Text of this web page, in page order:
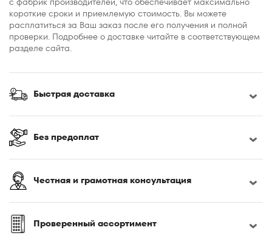
короткие сроки и приемлемую стоимость. Вы можете
расплатиться за Ваш заказ после его получения и полной
проверки. Подробнее о доставке читайте в соответствующем
разделе сайта.
Быстрая доставка
Без предоплат
Честная и грамотная консультация
Проверенный ассортимент